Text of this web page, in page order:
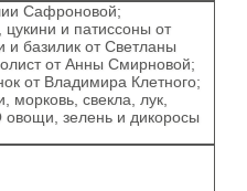
Сафроновой;
и патиссоны от
и базилик от Светланы
от Анны Смирновой;
от Владимира Клетного;
свекла, лук,
овощи, зелень и дикоросы